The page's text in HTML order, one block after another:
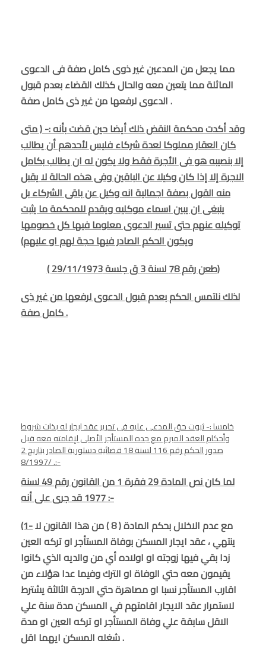
مما يجعل من المدعين غير ذوى كامل صفة فى الدعوى
الماثلة مما يتعين معه والحال كذلك القضاء بعدم قبول
الدعوى لرفعها من غير ذى كامل صفة .
وقد أكدت محكمة النقض ذلك أيضا حين قضت بأنه :- ( متى
كان العقار مملوكا لعدة شركاء فليس لأحدهم أن يطالب
إلا بنصيبه هو فى الأجرة فقط ولا يكون له ان يطالب بكامل
الاجرة إلا إذا كان وكيلا عن الباقين وفى هذه الحالة لا يقبل
منه القول بصفة اجمالية انه وكيل عن باقى الشركاء بل
ينبغى ان يبين اسماء موكليه ويقدم للمحكمة ما يثبت
توكيله عنهم حتى تسير الدعوى معلوما فيها كل خصومها
ويكون الحكم الصادر فيها حجة لهم او عليهم)
( طعن رقم 78 لسنة 3 ق جلسة 29/11/1973)
لذلك نلتمس الحكم بعدم قبول الدعوى لرفعها من غير ذى
كامل صفة .
خامسا :- ثبوت حق المدعى عليه فى تحرير عقد ايجار له بذات شروط
وأحكام العقد المبرم مع جده المستأجر الأصلى لإقامته معه قبل
صدور الحكم رقم 116 لسنة 18 قضائية دستورية الصادر بتاريخ 2
/8/1997 .:-
لما كان نص المادة 29 فقرة 1 من القانون رقم 49 لسنة
1977 قد جرى على أنه :-
(1-
ينتهي ، عقد ايجار المسكن بوفاة المستأجر او تركه العين
زدا بقي فيها زوجته او اولاده أي من والديه الذي كانوا
يقيمون معه حتي الوفاة او الترك وفيما عدا هؤلاء من
اقارب المستأجر نسبا او مصاهرة حتي الدرجة الثالثة يشترط
لاستمرار عقد الايجار اقامتهم في المسكن مدة سنة علي
الاقل سابقة علي وفاة المستأجر او تركه العين او مدة
شغله المسكن ايهما اقل .